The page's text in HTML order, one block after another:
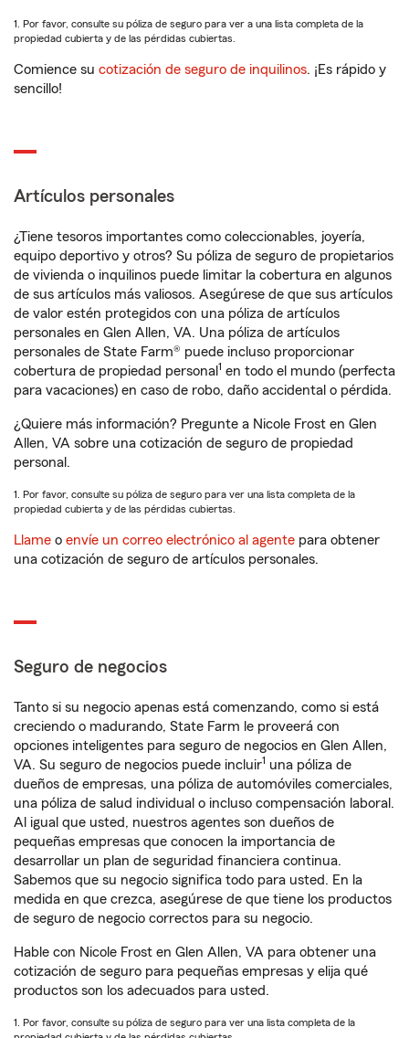
1. Por favor, consulte su póliza de seguro para ver a una lista completa de la
propiedad cubierta y de las pérdidas cubiertas.
Comience su cotización de seguro de inquilinos. ¡Es rápido y
sencillo!
Artículos personales
¿Tiene tesoros importantes como coleccionables, joyería,
equipo deportivo y otros? Su póliza de seguro de propietarios
de vivienda o inquilinos puede limitar la cobertura en algunos
de sus artículos más valiosos. Asegúrese de que sus artículos
de valor estén protegidos con una póliza de artículos
personales en Glen Allen, VA. Una póliza de artículos
personales de State Farm® puede incluso proporcionar
cobertura de propiedad personal 1 en todo el mundo (perfecta
para vacaciones) en caso de robo, daño accidental o pérdida.
¿Quiere más información? Pregunte a Nicole Frost en Glen
Allen, VA sobre una cotización de seguro de propiedad
personal.
1. Por favor, consulte su póliza de seguro para ver una lista completa de la
propiedad cubierta y de las pérdidas cubiertas.
Llame o envíe un correo electrónico al agente para obtener
una cotización de seguro de artículos personales.
Seguro de negocios
Tanto si su negocio apenas está comenzando, como si está
creciendo o madurando, State Farm le proveerá con
opciones inteligentes para seguro de negocios en Glen Allen,
VA. Su seguro de negocios puede incluir1 una póliza de
dueños de empresas, una póliza de automóviles comerciales,
una póliza de salud individual o incluso compensación laboral.
Al igual que usted, nuestros agentes son dueños de
pequeñas empresas que conocen la importancia de
desarrollar un plan de seguridad financiera continua.
Sabemos que su negocio significa todo para usted. En la
medida en que crezca, asegúrese de que tiene los productos
de seguro de negocio correctos para su negocio.
Hable con Nicole Frost en Glen Allen, VA para obtener una
cotización de seguro para pequeñas empresas y elija qué
productos son los adecuados para usted.
1. Por favor, consulte su póliza de seguro para ver una lista completa de la